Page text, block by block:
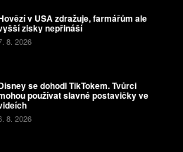
v USA zdražuje, farmářům ale
zisky nepřináší
8. 2026
se dohodl TikTokem. Tvůrci
používat slavné postavičky ve
8. 2026